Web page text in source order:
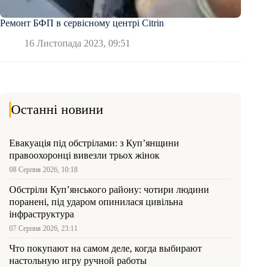
Ремонт БФП в сервісному центрі Citrin
16 Листопада 2023, 09:51
Останні новини
Евакуація під обстрілами: з Куп’янщини
правоохоронці вивезли трьох жінок
08 Серпня 2026, 10:18
Обстріли Куп’янського району: чотири людини
поранені, під ударом опинилася цивільна
інфраструктура
07 Серпня 2026, 23:11
Что покупают на самом деле, когда выбирают
настольную игру ручной работы